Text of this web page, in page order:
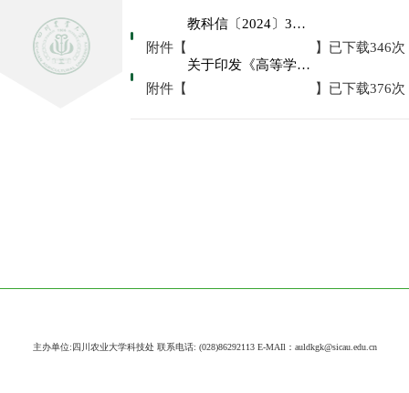
附件【
教科信〔2024〕3号附件.docx
】已下载346次
附件【
关于印发《高等学校学术不端行为调查处理实施细则》的通知.pdf
】已下载376次
主办单位:四川农业大学科技处 联系电话: (028)86292113 E-MAIl：auldkgk@sicau.edu.cn